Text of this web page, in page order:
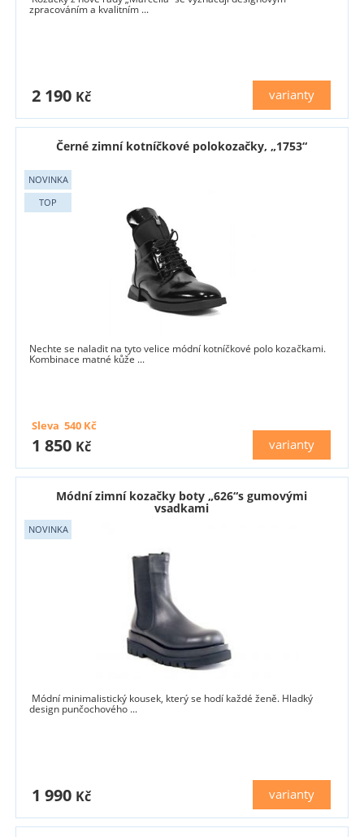
zpracováním a kvalitním ...
varianty
2 190 Kč
Černé zimní kotníčkové polokozačky, „1753“
Nechte se naladit na tyto velice módní kotníčkové polo kozačkami.
Kombinace matné kůže ...
varianty
1 850 Kč
Sleva 540 Kč
Módní zimní kozačky boty „626“s gumovými
vsadkami
Módní minimalistický kousek, který se hodí každé ženě. Hladký
design punčochového ...
varianty
1 990 Kč